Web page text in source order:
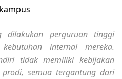
dilakukan perguruan tinggi
internal mereka.
tidak memiliki kebijakan
semua tergantung dari